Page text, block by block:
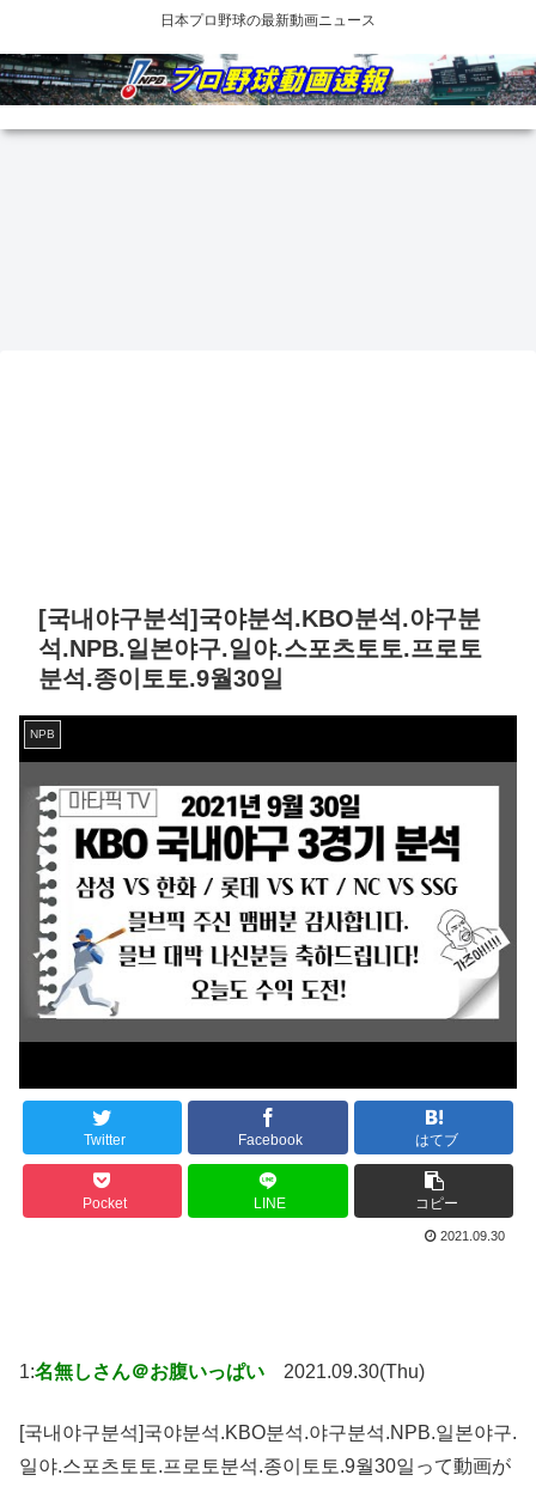
日本プロ野球の最新動画ニュース
[국내야구분석]국야분석.KBO분석.야구분
석.NPB.일본야구.일야.스포츠토토.프로토
분석.종이토토.9월30일
NPB
Twitter Facebook はてブ
Pocket LINE コピー
2021.09.30
1:名無しさん＠お腹いっぱい 2021.09.30(Thu)
[국내야구분석]국야분석.KBO분석.야구분석.NPB.일본야구.
일야.스포츠토토.프로토분석.종이토토.9월30일って動画が